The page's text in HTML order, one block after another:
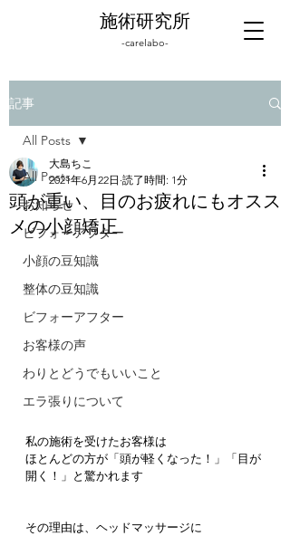
施術研究所
-carelabo-
記事
All Posts
お知らせ
ビフォーアフター
小顔の豆知識
整体の豆知識
ビフォーアフター
お客様の声
わりとどうでもいいこと
エラ張りについて
All Posts
頭が重い、目のお疲れにもオスス
メの小顔矯正
大島ちこ
2021年6月22日 読了時間: 1分
私の施術を受けたお客様は
ほとんどの方が「頭が軽くなった！」「目が
開く！」と驚かれます
その理由は、ヘッドマッサージに